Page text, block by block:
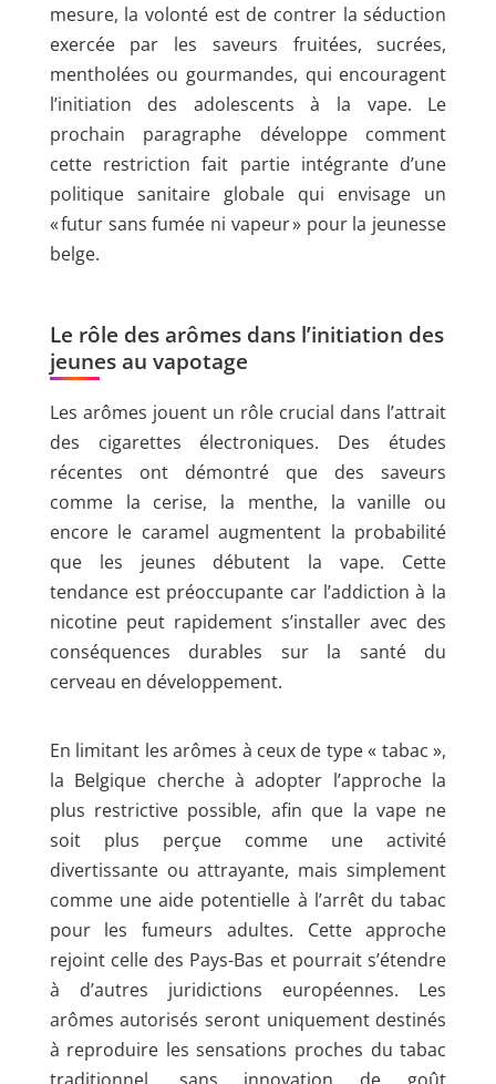
mesure, la volonté est de contrer la séduction
exercée par les saveurs fruitées, sucrées,
mentholées ou gourmandes, qui encouragent
l’initiation des adolescents à la vape. Le
prochain paragraphe développe comment
cette restriction fait partie intégrante d’une
politique sanitaire globale qui envisage un
« futur sans fumée ni vapeur » pour la jeunesse
belge.
Le rôle des arômes dans l’initiation des
jeunes au vapotage
Les arômes jouent un rôle crucial dans l’attrait
des cigarettes électroniques. Des études
récentes ont démontré que des saveurs
comme la cerise, la menthe, la vanille ou
encore le caramel augmentent la probabilité
que les jeunes débutent la vape. Cette
tendance est préoccupante car l’addiction à la
nicotine peut rapidement s’installer avec des
conséquences durables sur la santé du
cerveau en développement.
En limitant les arômes à ceux de type « tabac »,
la Belgique cherche à adopter l’approche la
plus restrictive possible, afin que la vape ne
soit plus perçue comme une activité
divertissante ou attrayante, mais simplement
comme une aide potentielle à l’arrêt du tabac
pour les fumeurs adultes. Cette approche
rejoint celle des Pays-Bas et pourrait s’étendre
à d’autres juridictions européennes. Les
arômes autorisés seront uniquement destinés
à reproduire les sensations proches du tabac